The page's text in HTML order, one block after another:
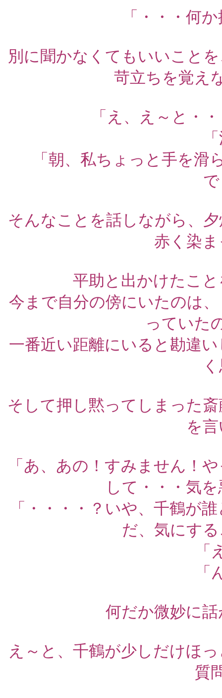
「・・・何
別に聞かなくてもいいこと
苛立ちを覚え
「え、え～と・
「朝、私ちょっと手を
そんなことを話しながら、
赤く染
平助と出かけたこ
今まで自分の傍にいたのは
っていた
一番近い距離にいると勘違
そして押し黙ってしまった
を
「あ、あの！すみません！
して・・・気
「・・・・？いや、千鶴が
だ、気にす
「
「
何だか微妙に
え～と、千鶴が少しだけほ
質